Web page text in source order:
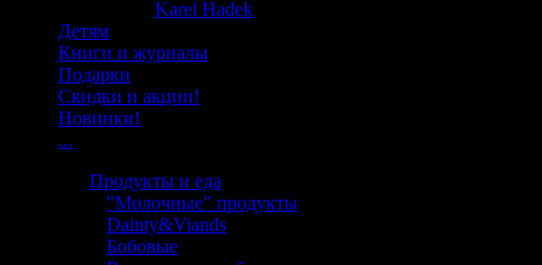
Karel Hadek
Детям
Книги и журналы
Подарки
Скидки и акции!
Новинки!
...
Продукты и еда
"Молочные" продукты
Dainty&Viands
Бобовые